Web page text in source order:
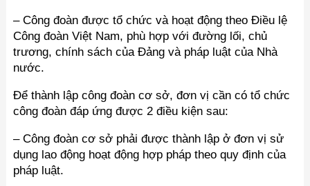
– Công đoàn được tổ chức và hoạt động theo Điều lệ
Công đoàn Việt Nam, phù hợp với đường lối, chủ
trương, chính sách của Đảng và pháp luật của Nhà
nước.
Để thành lập công đoàn cơ sở, đơn vị cần có tổ chức
công đoàn đáp ứng được 2 điều kiện sau:
– Công đoàn cơ sở phải được thành lập ở đơn vị sử
dụng lao động hoạt động hợp pháp theo quy định của
pháp luật.